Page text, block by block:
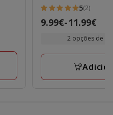
5
estrelas
avaliações
5(2)
Preço
a
9.99€-11.99€
2 opções de